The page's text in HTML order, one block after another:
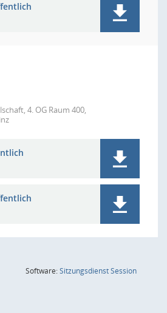
4. OG Raum 400,
Software:SitzungsdienstSession(Wird in